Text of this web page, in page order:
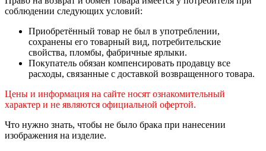
соблюдении следующих условий:
Приобретённый товар не был в употреблении,
сохранены его товарный вид, потребительские
свойства, пломбы, фабричные ярлыки.
Покупатель обязан компенсировать продавцу все
расходы, связанные с доставкой возвращенного товара.
Цены и информация на сайте носят ознакомительный
характер и не являются официальной офертой.
Что нужно знать, чтобы не было брака при нанесении
изображения на изделие.